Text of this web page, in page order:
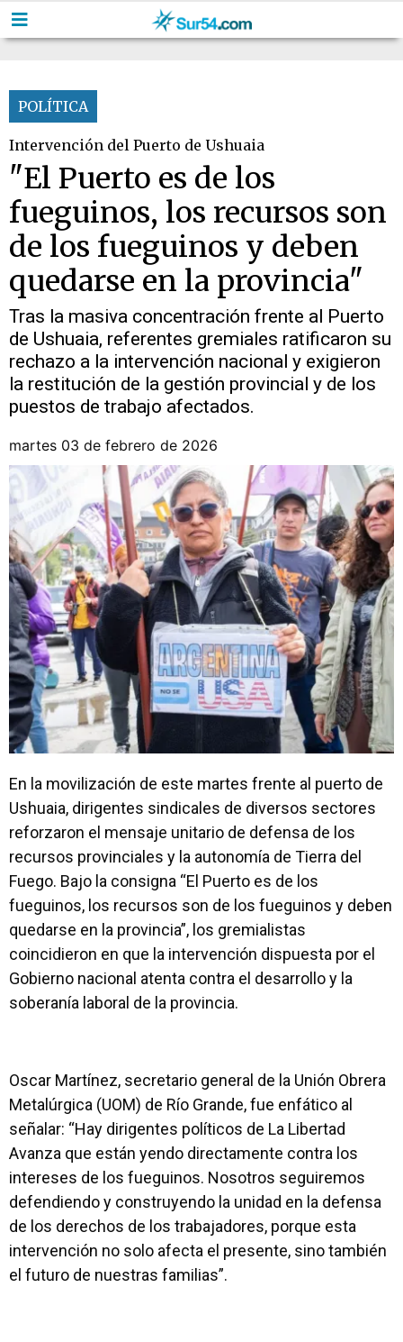
POLÍTICA
Intervención del Puerto de Ushuaia
"El Puerto es de los
fueguinos, los recursos son
de los fueguinos y deben
quedarse en la provincia"
Tras la masiva concentración frente al Puerto
de Ushuaia, referentes gremiales ratificaron su
rechazo a la intervención nacional y exigieron
la restitución de la gestión provincial y de los
puestos de trabajo afectados.
martes 03 de febrero de 2026
En la movilización de este martes frente al puerto de
Ushuaia, dirigentes sindicales de diversos sectores
reforzaron el mensaje unitario de defensa de los
recursos provinciales y la autonomía de Tierra del
Fuego. Bajo la consigna “El Puerto es de los
fueguinos, los recursos son de los fueguinos y deben
quedarse en la provincia”, los gremialistas
coincidieron en que la intervención dispuesta por el
Gobierno nacional atenta contra el desarrollo y la
soberanía laboral de la provincia.
Oscar Martínez, secretario general de la Unión Obrera
Metalúrgica (UOM) de Río Grande, fue enfático al
señalar: “Hay dirigentes políticos de La Libertad
Avanza que están yendo directamente contra los
intereses de los fueguinos. Nosotros seguiremos
defendiendo y construyendo la unidad en la defensa
de los derechos de los trabajadores, porque esta
intervención no solo afecta el presente, sino también
el futuro de nuestras familias”.